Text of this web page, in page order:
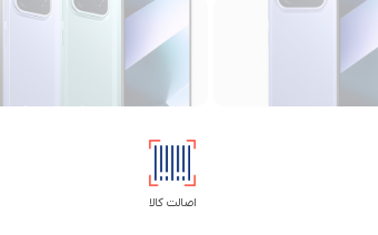
دوربین ثبت وقایع خودرو شیائومی مدل
70mai A510 Dash Cam
اصالت کالا